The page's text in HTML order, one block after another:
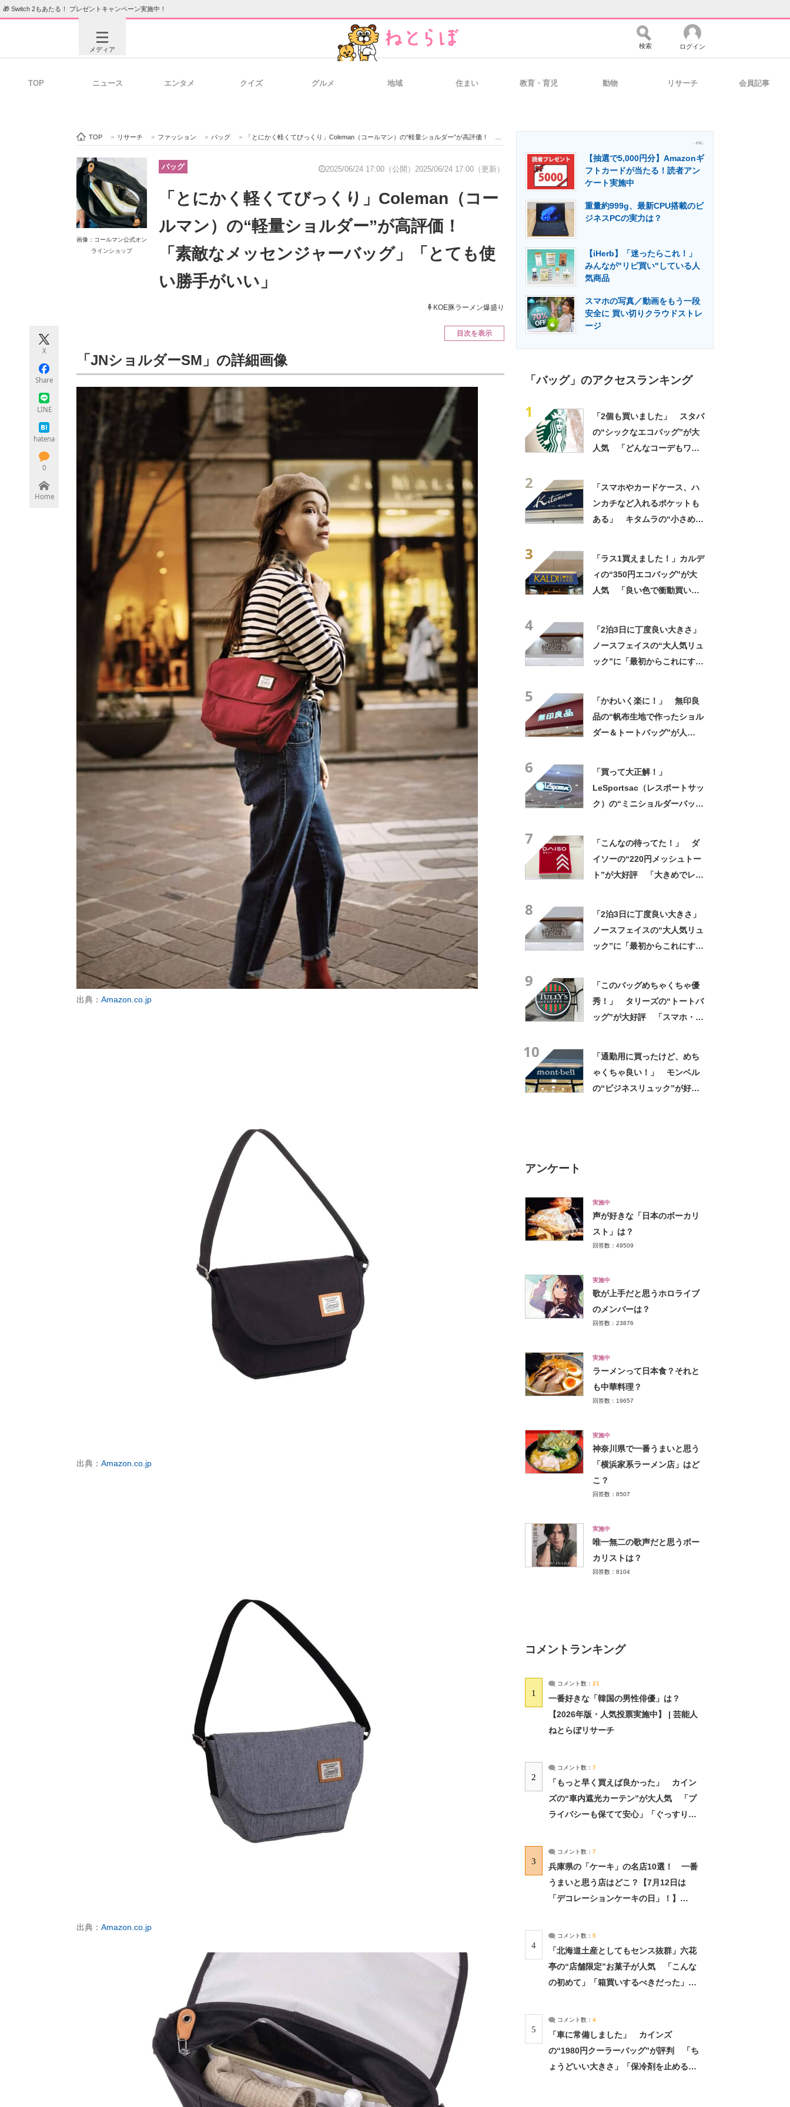
🎁 Switch 2もあたる！ プレゼントキャンペーン実施中！
メディア
ビジネスと働き方のヒント 経営リーダーのコミュニティ マーケ×ITの今がよく分かる
ITエンジニア向け専門サイト IT製品の技術・比較・事例 製造業のIT導入・活用を支援
モノづくり技術者専門サイト エネルギーの専門メディア 建設×テクノロジーの最前線
検索 ログイン
TOP ニュース エンタメ クイズ グルメ 地域 住まい 教育・育児 動物 リサーチ 会員記事
TOP > リサーチ > ファッション > バッグ > 「とにかく軽くてびっくり」Coleman（コールマン）の“軽量ショルダー”が高評価！ 「素敵なメッセンジャーバッグ」「とても使い勝手がいい」
画像：コールマン公式オン
ラインショップ
バッグ 2025/06/24 17:00（公開） 2025/06/24 17:00（更新）
「とにかく軽くてびっくり」Coleman（コー
ルマン）の“軽量ショルダー”が高評価！
「素敵なメッセンジャーバッグ」「とても使
い勝手がいい」
KOE豚ラーメン爆盛り
X
Share
LINE
hatena
0
Home
目次を表示
「JNショルダーSM」の詳細画像
出典： Amazon.co.jp
出典： Amazon.co.jp
出典： Amazon.co.jp
- PR -
【抽選で5,000円分】Amazonギ
フトカードが当たる！読者アン
ケート実施中
重量約999g、最新CPU搭載のビ
ジネスPCの実力は？
【iHerb】「迷ったらこれ！」
みんなが"リピ買い"している人
気商品
スマホの写真／動画をもう一段
安全に 買い切りクラウドストレ
ージ
「バッグ」のアクセスランキング
1
「2個も買いました」 スタバ
の“シックなエコバッグ”が大
人気 「どんなコーデもワン
2
「スマホやカードケース、ハ
ンカチなど入れるポケットも
ある」 キタムラの“小さめシ
3
「ラス1買えました！」カルデ
ィの“350円エコバッグ”が大
人気 「良い色で衝動買い」
4
「2泊3日に丁度良い大きさ」
ノースフェイスの“大人気リュ
ック”に「最初からこれにすれ
5
「かわいく楽に！」 無印良
品の“帆布生地で作ったショル
ダー＆トートバッグ”が人
6
「買って大正解！」
LeSportsac（レスポートサッ
ク）の“ミニショルダーバッ
7
「こんなの待ってた！」 ダ
イソーの“220円メッシュトー
ト”が大好評 「大きめでレジ
8
「2泊3日に丁度良い大きさ」
ノースフェイスの“大人気リュ
ック”に「最初からこれにすれ
9
「このバッグめちゃくちゃ優
秀！」 タリーズの“トートバ
ッグ”が大好評 「スマホ・財
10
「通勤用に買ったけど、めち
ゃくちゃ良い！」 モンベル
の“ビジネスリュック”が好
アンケート
実施中
声が好きな「日本のボーカリ
スト」は？
回答数：49509
実施中
歌が上手だと思うホロライブ
のメンバーは？
回答数：23876
実施中
ラーメンって日本食？それと
も中華料理？
回答数：19657
実施中
神奈川県で一番うまいと思う
「横浜家系ラーメン店」はど
こ？
回答数：8507
実施中
唯一無二の歌声だと思うボー
カリストは？
回答数：8104
コメントランキング
1
コメント数： 21
一番好きな「韓国の男性俳優」は？
【2026年版・人気投票実施中】 | 芸能人
ねとらぼリサーチ
2
コメント数： 7
「もっと早く買えば良かった」 カイン
ズの“車内遮光カーテン”が大人気 「プ
ライバシーも保てて安心」「ぐっすり眠
3
コメント数： 7
兵庫県の「ケーキ」の名店10選！ 一番
うまいと思う店はどこ？【7月12日は
「デコレーションケーキの日」！】
4
コメント数： 5
「北海道土産としてもセンス抜群」六花
亭の“店舗限定”お菓子が人気 「こんな
の初めて」「箱買いするべきだった」
5
コメント数： 4
「車に常備しました」 カインズ
の“1980円クーラーバッグ”が評判 「ち
ょうどいい大きさ」「保冷剤を止めるベ